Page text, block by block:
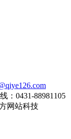
：0431-88981105
网站科技